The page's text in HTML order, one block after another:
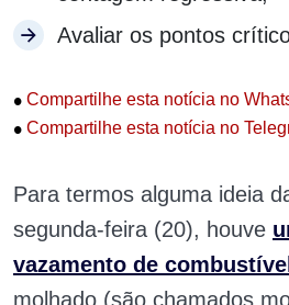
Avaliar os pontos
• Compartilhe esta notícia no
• Compartilhe esta notícia no
Para termos alguma ideia
segunda-feira (20), houve
vazamento de combustível
molhado (são chamados